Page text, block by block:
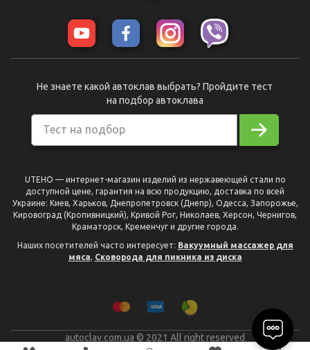
Тест на подбор
Не знаете какой автоклав выбрать? Пройдите тест
на подбор автоклава
UTEHO — интернет-магазин изделий из нержавеющей стали по
доступной цене, гарантия на всю продукцию, доставка по всей
Украине: Киев, Харьков, Днепропетровск (Днепр), Одесса, Запорожье,
Кировоград (Кропивницкий), Кривой Рог, Николаев, Херсон, Чернигов,
Краматорск, Кременчуг и другие города.
Наших посетителей часто интересует: Вакуумный массажер для
мяса, Сковорода для пикника из диска
autoclav.com.ua © 2021 All right reserved